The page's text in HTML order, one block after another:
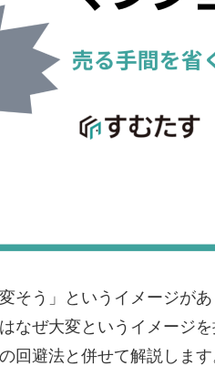
そう」というイメージが
なぜ大変というイメージ
回避法と併せて解説します